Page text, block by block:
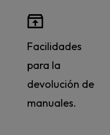
Facilidades
para la
devolución de
manuales.